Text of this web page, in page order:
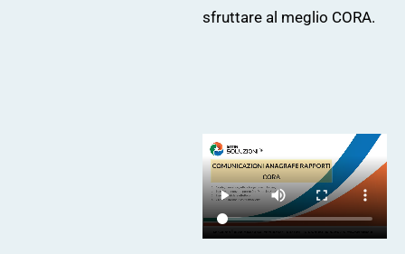
sfruttare al meglio CORA.